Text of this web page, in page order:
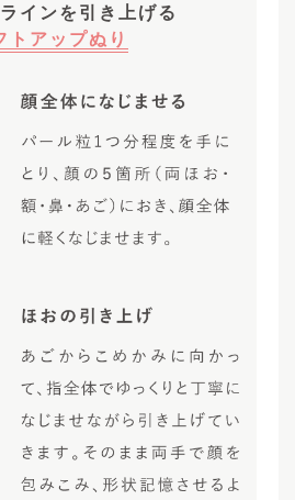
インを引き上げる
トアップぬり